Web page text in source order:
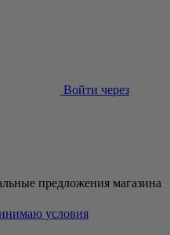
Войти через
предложения магазина
условия